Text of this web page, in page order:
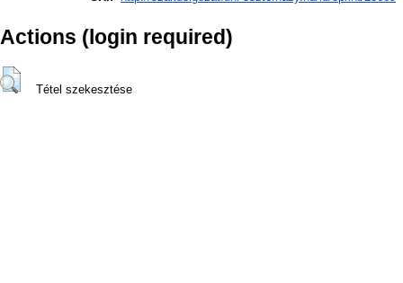
Actions (login required)
Tétel szekesztése